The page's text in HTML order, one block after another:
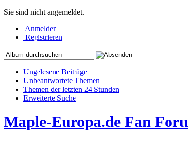
Sie sind nicht angemeldet.
Anmelden
Registrieren
Ungelesene Beiträge
Unbeantwortete Themen
Themen der letzten 24 Stunden
Erweiterte Suche
Maple-Europa.de Fan